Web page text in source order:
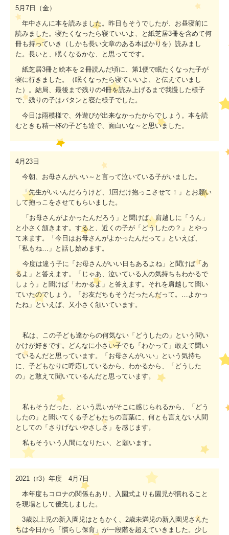
5月 7 日（金）
年中さんに本を読みました。昨日もそうでしたが、お昼寝前に
読みました。寝たくなったら寝ていいよ、と紙芝居3冊を含めて何
冊も持っていき（しかも長い文章のある本ばかりを）読みまし
た。長いと、眠くなるかな、と思ってです。
紙芝居3冊と絵本を２冊読んだ頃に、第1便で眠たくなった子が
寝に行きました。（眠くなったら寝ていいよ、と伝えていまし
た）。結局、最後まで残りの4冊を読み上げるまで我慢した様子
で、残りの子はバタンと寝た様子でした。
今日は雨模様で、外遊びが出来なかったからでしょう。本を読
むときも精一杯の子ども達で、面白いな～と思いました。
4月23 日
今朝、お母さんがいい～と言って泣いている子がいました。
「先生がいいんだろうけど、 1回だけ抱っこさせて！」とお願い
して抱っこをさせてもらいました。
「お母さんがよかったんだろう」と聞けば、肩越しに「うん」
と小さく頷きます。すると、近くの子が「どうしたの？」とやっ
て来ます。「今日はお母さんがよかったんだって」といえば、
「私もね…」と話し始めます。
今度は違う子に「お母さんがいい日もあるよね」と聞けば「あ
るよ」と答えます。「じゃあ、泣いている人の気持ちもわかるで
しょう」と聞けば「わかるよ」と答えます。それを肩越して聞い
ていたのでしょう。「お友だちもそうだったんだって。…よかっ
たね」といえば、又小さく頷いています。
私は、この子ども達からの何気ない「どうしたの」という問い
かけが好きです。どんなに小さい子でも「わかって」敢えて聞い
ているんだと思っています。「お母さんがいい」という気持ち
に、子どもなりに呼応しているから、わかるから、「どうした
の」と敢えて聞いているんだと思っています。
私もそうだった、という思いがそこに感じられるから、「どう
したの」と聞いてくる子どもたちの言葉に、何とも言えない人間
としての「さりげないやさしさ」を感じます。
私もそういう人間になりたい、と願います。
2021 （r3）年度 4月 7 日
本年度もコロナの関係もあり、入園式よりも園児が慣れること
を現場として優先しました。
3歳以上児の新入園児はともかく、 2歳未満児の新入園児さんた
ちは今日から「慣らし保育」が一段階を超えていきました。少し